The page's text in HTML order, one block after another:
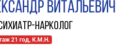
Витальевич
нарколог
21 год, К.М.Н.